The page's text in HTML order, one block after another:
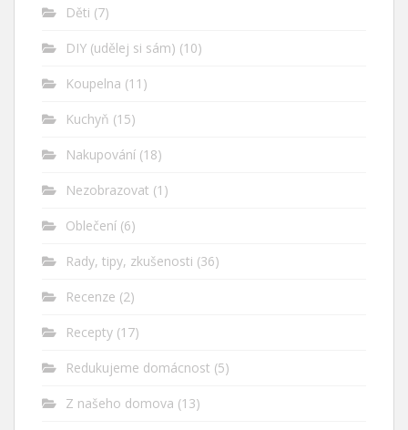
Děti (7)
DIY (udělej si sám) (10)
Koupelna (11)
Kuchyň (15)
Nakupování (18)
Nezobrazovat (1)
Oblečení (6)
Rady, tipy, zkušenosti (36)
Recenze (2)
Recepty (17)
Redukujeme domácnost (5)
Z našeho domova (13)